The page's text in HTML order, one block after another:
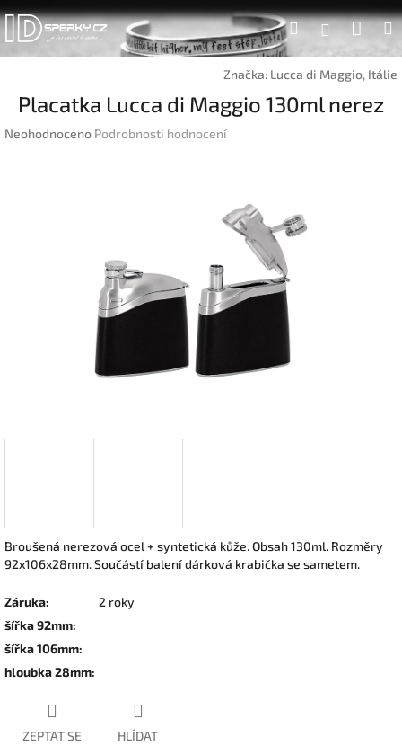
Přejít
na
obsah
Hledat
Značka: Lucca di Maggio, Itálie
Placatka Lucca di Maggio 130ml nerez
Průměrné
Neohodnoceno Podrobnosti hodnocení
Broušená nerezová ocel + syntetická kůže. Obsah 130ml. Rozměry
92x106x28mm. Součástí balení dárková krabička se sametem.
Záruka:
2 roky
šířka 92mm:
šířka 106mm:
hloubka 28mm:
ZEPTAT SE HLÍDAT